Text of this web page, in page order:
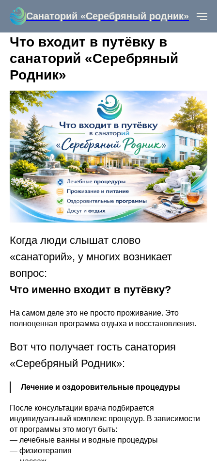
Санаторий «Серебряный родник»
Что входит в путёвку в
санаторий «Серебряный
Родник»
Когда люди слышат слово
«санаторий», у многих возникает
вопрос:
Что именно входит в путёвку?
На самом деле это не просто проживание. Это
полноценная программа отдыха и восстановления.
Вот что получает гость санатория
«Серебряный Родник»:
Лечение и оздоровительные процедуры
После консультации врача подбирается
индивидуальный комплекс процедур. В зависимости
от программы это могут быть:
— лечебные ванны и водные процедуры
— физиотерапия